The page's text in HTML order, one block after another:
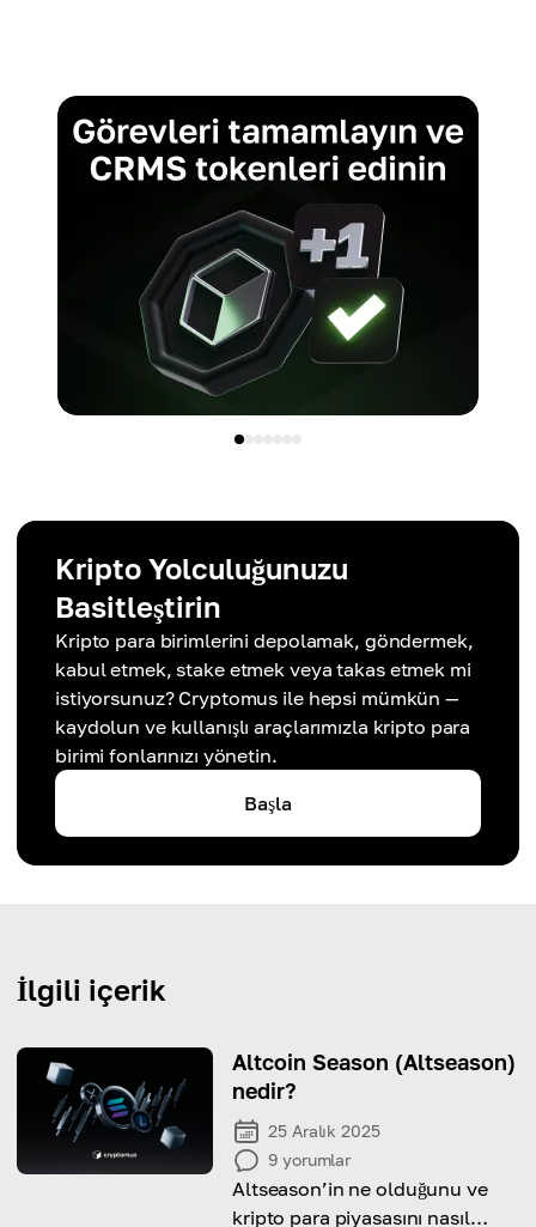
Kripto Yolculuğunuzu
Basitleştirin
Kripto para birimlerini depolamak, göndermek,
kabul etmek, stake etmek veya takas etmek mi
istiyorsunuz? Cryptomus ile hepsi mümkün —
kaydolun ve kullanışlı araçlarımızla kripto para
birimi fonlarınızı yönetin.
Başla
İlgili içerik
Altcoin Season (Altseason)
nedir?
25 Aralık 2025
9 yorumlar
Altseason’in ne olduğunu ve
kripto para piyasasını nasıl